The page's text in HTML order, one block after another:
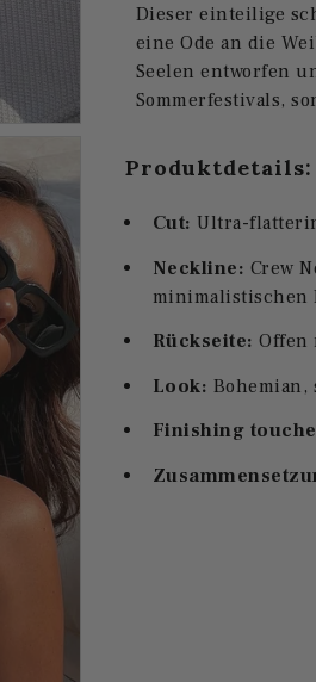
Dieser einteilige
eine Ode an die
Seelen entworfen
Sommerfestivals,
Produktdetails:
Cut: Ultra-
Neckline: Crew
minimalistischen
Rückseite: Offen
Look: Bohemian,
Finishing